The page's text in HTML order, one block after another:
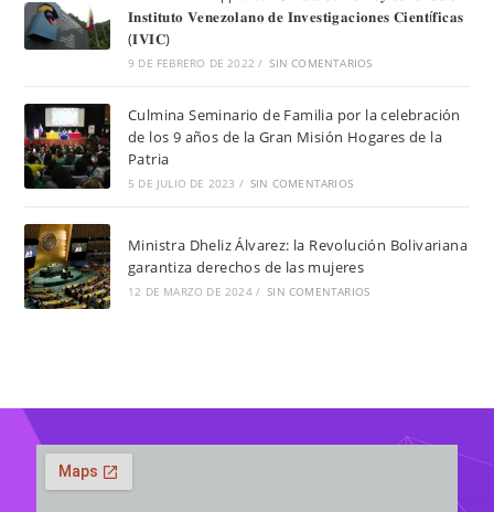
𝐈𝐧𝐬𝐭𝐢𝐭𝐮𝐭𝐨 𝐕𝐞𝐧𝐞𝐳𝐨𝐥𝐚𝐧𝐨 𝐝𝐞 𝐈𝐧𝐯𝐞𝐬𝐭𝐢𝐠𝐚𝐜𝐢𝐨𝐧𝐞𝐬 𝐂𝐢𝐞𝐧𝐭í𝐟𝐢𝐜𝐚𝐬
(𝐈𝐕𝐈𝐂)
9 DE FEBRERO DE 2022 / SIN COMENTARIOS
Culmina Seminario de Familia por la celebración
de los 9 años de la Gran Misión Hogares de la
Patria
5 DE JULIO DE 2023 / SIN COMENTARIOS
Ministra Dheliz Álvarez: la Revolución Bolivariana
garantiza derechos de las mujeres
12 DE MARZO DE 2024 / SIN COMENTARIOS